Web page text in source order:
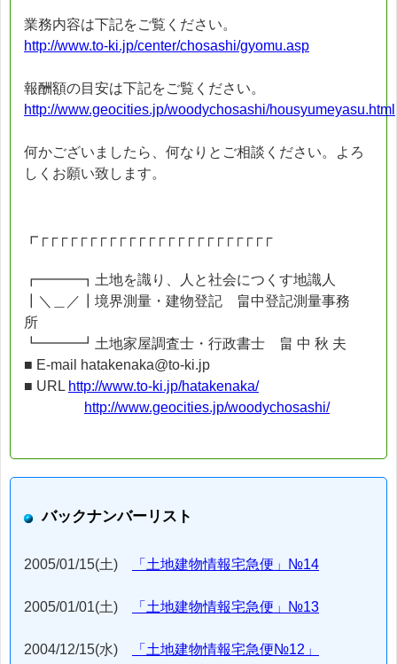
業務内容は下記をご覧ください。
http://www.to-ki.jp/center/chosashi/gyomu.asp
報酬額の目安は下記をご覧ください。
http://www.geocities.jp/woodychosashi/housyumeyasu.html
何かございましたら、何なりとご相談ください。よろ
しくお願い致します。
┏┌┌┌┌┌┌┌┌┌┌┌┌┌┌┌┌┌┌┌┌┌┌┌┌
┏━━━┓土地を識り、人と社会につくす地識人
┃＼＿／┃境界測量・建物登記 畠中登記測量事務
所
┗━━━┛土地家屋調査士・行政書士 畠 中 秋 夫
■ E-mail hatakenaka@to-ki.jp
■ URL http://www.to-ki.jp/hatakenaka/
http://www.geocities.jp/woodychosashi/
バックナンバーリスト
2005/01/15(土) 「土地建物情報宅急便」№14
2005/01/01(土) 「土地建物情報宅急便」№13
2004/12/15(水) 「土地建物情報宅急便№12」